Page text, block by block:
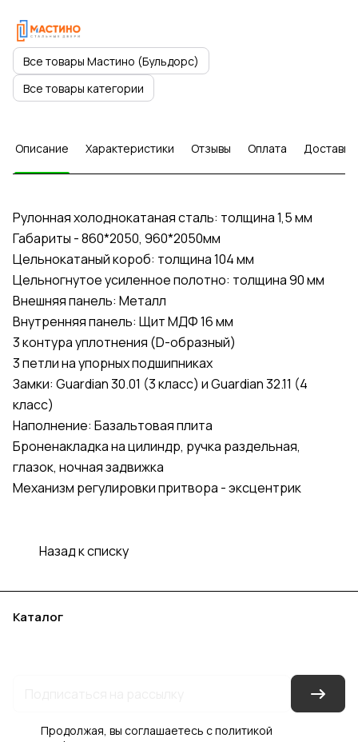
Все товары Мастино (Бульдорс)
Все товары категории
Описание Характеристики Отзывы Оплата Доставка
Рулонная холоднокатаная сталь: толщина 1,5 мм
Габариты - 860*2050, 960*2050мм
Цельнокатаный короб: толщина 104 мм
Цельногнутое усиленное полотно: толщина 90 мм
Внешняя панель: Металл
Внутренняя панель: Щит МДФ 16 мм
3 контура уплотнения (D-образный)
3 петли на упорных подшипниках
Замки: Guardian 30.01 (3 класс) и Guardian 32.11 (4
класс)
Наполнение: Базальтовая плита
Броненакладка на цилиндр, ручка раздельная,
глазок, ночная задвижка
Механизм регулировки притвора - эксцентрик
Назад к списку
Каталог
Продолжая, вы соглашаетесь сполитикой